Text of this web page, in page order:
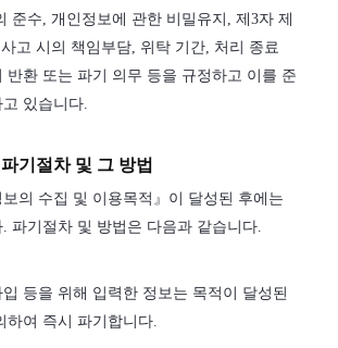
준수, 개인정보에 관한 비밀유지, 제3자 제
고 시의 책임부담, 위탁 기간, 처리 종료
반환 또는 파기 의무 등을 규정하고 이를 준
있습니다.
기절차 및 그 방법
의 수집 및 이용목적』이 달성된 후에는
파기절차 및 방법은 다음과 같습니다.
등을 위해 입력한 정보는 목적이 달성된
하여 즉시 파기합니다.